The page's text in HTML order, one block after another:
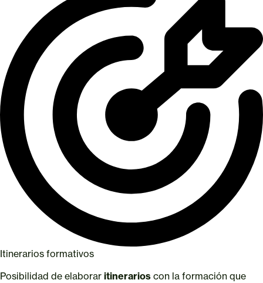
Itinerarios formativos
Posibilidad de elaborar itinerarios con la formación que